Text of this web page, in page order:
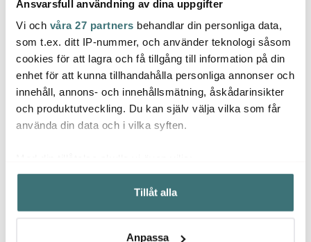
Ansvarsfull användning av dina uppgifter
Vi och våra 27 partners behandlar din personliga data,
som t.ex. ditt IP-nummer, och använder teknologi såsom
cookies för att lagra och få tillgång till information på din
enhet för att kunna tillhandahålla personliga annonser och
innehåll, annons- och innehållsmätning, åskådarinsikter
och produktutveckling. Du kan själv välja vilka som får
använda din data och i vilka syften.
Samla in information om din geografiska plats som
kan ha en noggrannhet på upp till flera meter
Identifiera din enhet genom att aktivt skanna den för
Tillåt alla
Anpassa
Mingle
Kökstermometer digital
Svart
209 kr 279 kr
I lager
Dorre
Champagneförslutare
luftpump Silver
62 kr 89 kr
I lager
Låt dig inspireras av våra kunder